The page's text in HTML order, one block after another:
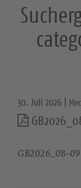
30. Juli 2026 |
GB2026_08-09